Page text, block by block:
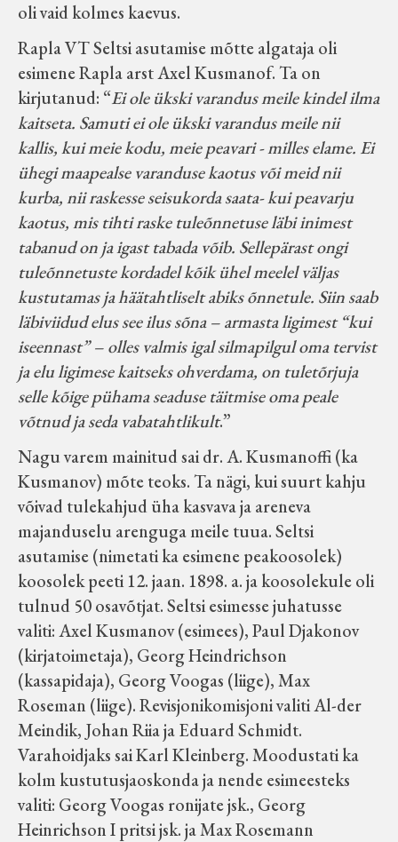
oli vaid kolmes kaevus.
Rapla VT Seltsi asutamise mõtte algataja oli
esimene Rapla arst Axel Kusmanof. Ta on
kirjutanud: “Ei ole ükski varandus meile kindel ilma
kaitseta. Samuti ei ole ükski varandus meile nii
kallis, kui meie kodu, meie peavari - milles elame. Ei
ühegi maapealse varanduse kaotus või meid nii
kurba, nii raskesse seisukorda saata- kui peavarju
kaotus, mis tihti raske tuleõnnetuse läbi inimest
tabanud on ja igast tabada võib. Sellepärast ongi
tuleõnnetuste kordadel kõik ühel meelel väljas
kustutamas ja häätahtliselt abiks õnnetule. Siin saab
läbiviidud elus see ilus sõna – armasta ligimest “kui
iseennast” – olles valmis igal silmapilgul oma tervist
ja elu ligimese kaitseks ohverdama, on tuletõrjuja
selle kõige pühama seaduse täitmise oma peale
võtnud ja seda vabatahtlikult.”
Nagu varem mainitud sai dr. A. Kusmanoffi (ka
Kusmanov) mõte teoks. Ta nägi, kui suurt kahju
võivad tulekahjud üha kasvava ja areneva
majanduselu arenguga meile tuua. Seltsi
asutamise (nimetati ka esimene peakoosolek)
koosolek peeti 12. jaan. 1898. a. ja koosolekule oli
tulnud 50 osavõtjat. Seltsi esimesse juhatusse
valiti: Axel Kusmanov (esimees), Paul Djakonov
(kirjatoimetaja), Georg Heindrichson
(kassapidaja), Georg Voogas (liige), Max
Roseman (liige). Revisjonikomisjoni valiti Al-der
Meindik, Johan Riia ja Eduard Schmidt.
Varahoidjaks sai Karl Kleinberg. Moodustati ka
kolm kustutusjaoskonda ja nende esimeesteks
valiti: Georg Voogas ronijate jsk., Georg
Heinrichson I pritsi jsk. ja Max Rosemann